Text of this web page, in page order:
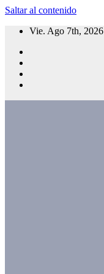
Saltar al contenido
Vie. Ago 7th, 2026